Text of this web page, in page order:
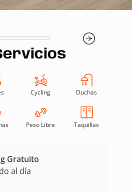
Cycling Duchas
Peso Libre Taquillas
Gratuito
al día